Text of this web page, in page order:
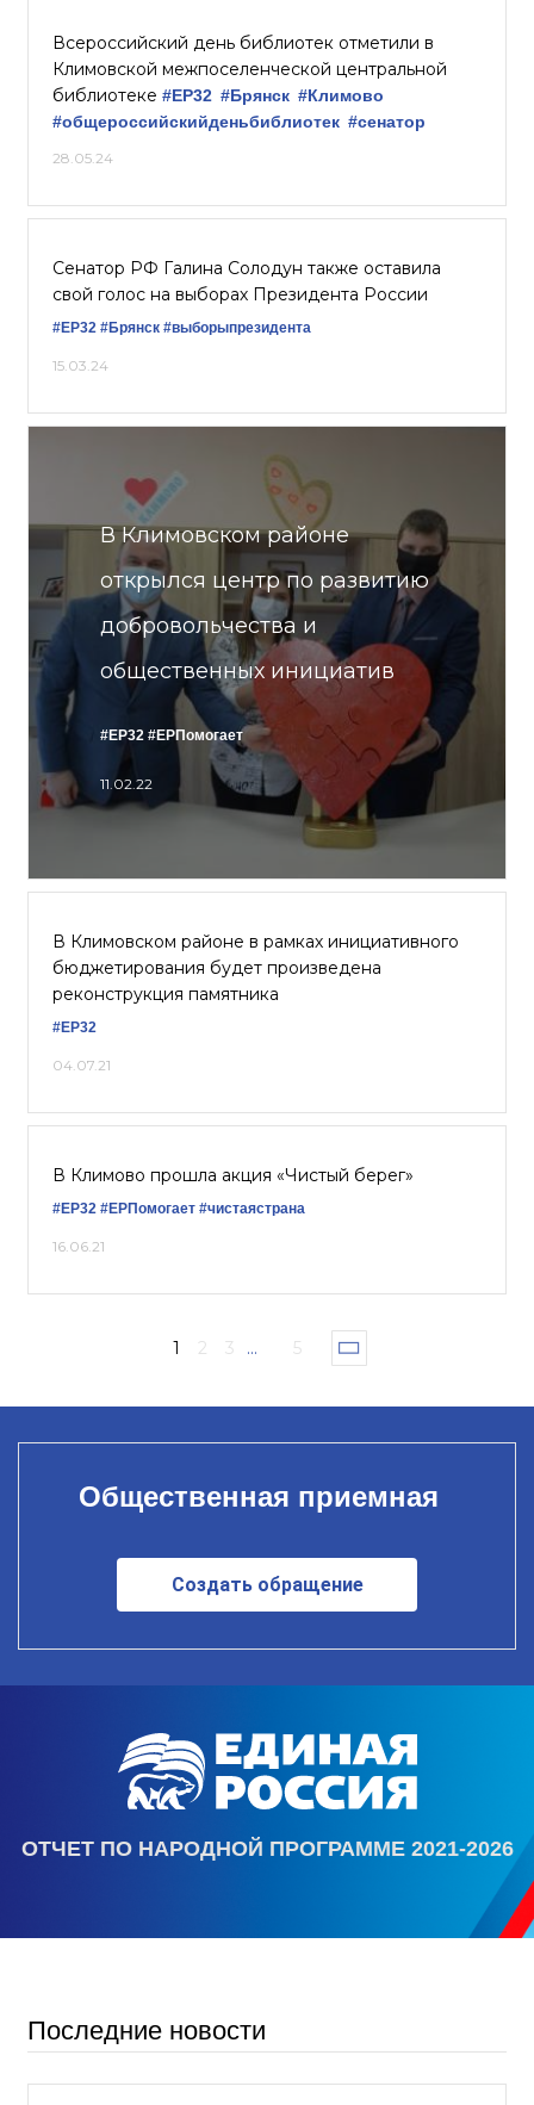
Всероссийский день библиотек отметили в
Климовской межпоселенческой центральной
библиотеке #ЕР32 #Брянск #Климово
#общероссийскийденьбиблиотек #сенатор
28.05.24
Сенатор РФ Галина Солодун также оставила
свой голос на выборах Президента России
#ЕР32 #Брянск #выборыпрезидента
15.03.24
В Климовском районе
открылся центр по развитию
добровольчества и
общественных инициатив
#ЕР32 #ЕРПомогает
11.02.22
В Климовском районе в рамках инициативного
бюджетирования будет произведена
реконструкция памятника
#ЕР32
04.07.21
В Климово прошла акция «Чистый берег»
#ЕР32 #ЕРПомогает #чистаястрана
16.06.21
1 2 3 ... 5
Общественная приемная
Создать обращение
ОТЧЕТ ПО НАРОДНОЙ ПРОГРАММЕ 2021-2026
Последние новости